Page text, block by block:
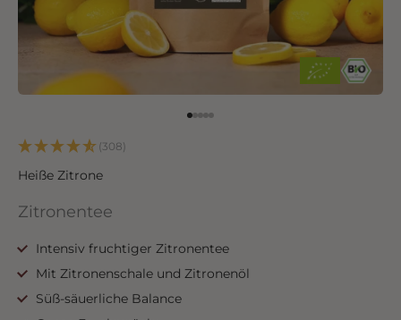
(308)
Heiße Zitrone
Zitronentee
Intensiv fruchtiger Zitronentee
Mit Zitronenschale und Zitronenöl
Süß-säuerliche Balance